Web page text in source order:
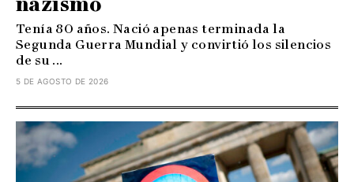
Tenía 80 años. Nació apenas terminada la
Segunda Guerra Mundial y convirtió los silencios
de su ...
5 DE AGOSTO DE 2026